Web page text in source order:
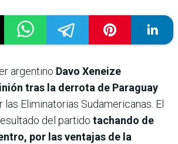
argentino Davo Xeneize
tras la derrota de Paraguay
las Eliminatorias Sudamericanas. El
del partido tachando de
por las ventajas de la